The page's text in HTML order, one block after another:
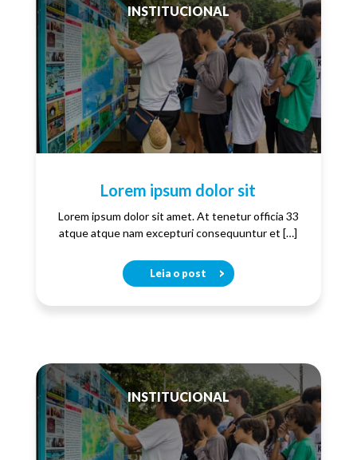
INSTITUCIONAL
Lorem ipsum dolor sit
Lorem ipsum dolor sit amet. At tenetur officia 33
atque atque nam excepturi consequuntur et […]
Leia o post
INSTITUCIONAL